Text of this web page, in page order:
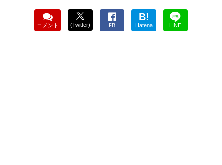
コメント (Twitter) FB
B!
Hatena LINE